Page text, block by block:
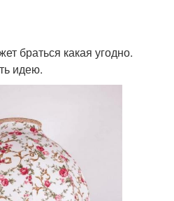
браться какая угодно.
идею.